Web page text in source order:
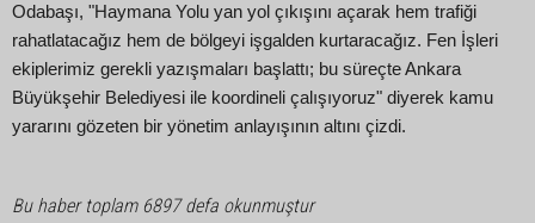
Odabaşı, "Haymana Yolu yan yol çıkışını açarak hem trafiği
rahatlatacağız hem de bölgeyi işgalden kurtaracağız. Fen İşleri
ekiplerimiz gerekli yazışmaları başlattı; bu süreçte Ankara
Büyükşehir Belediyesi ile koordineli çalışıyoruz" diyerek kamu
yararını gözeten bir yönetim anlayışının altını çizdi.
Bu haber toplam 6897 defa okunmuştur